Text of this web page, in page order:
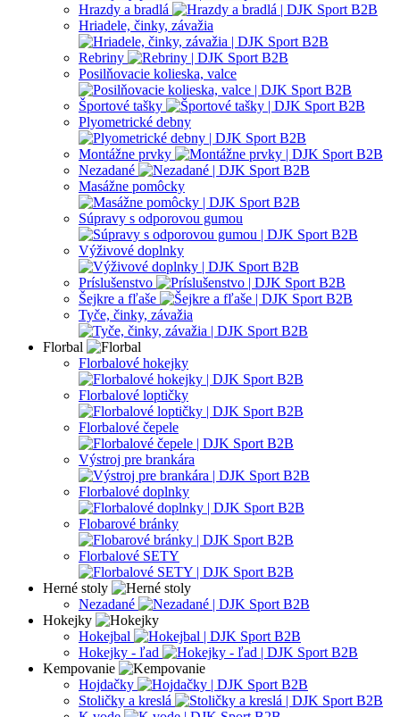
Hrazdy a bradlá
Hriadele, činky, závažia
Rebriny
Posilňovacie kolieska, valce
Športové tašky
Plyometrické debny
Montážne prvky
Nezadané
Masážne pomôcky
Súpravy s odporovou gumou
Výživové doplnky
Príslušenstvo
Šejkre a fľaše
Tyče, činky, závažia
Florbal
Florbalové hokejky
Florbalové loptičky
Florbalové čepele
Výstroj pre brankára
Florbalové doplnky
Flobarové bránky
Florbalové SETY
Herné stoly
Nezadané
Hokejky
Hokejbal
Hokejky - ľad
Kempovanie
Hojdačky
Stoličky a kreslá